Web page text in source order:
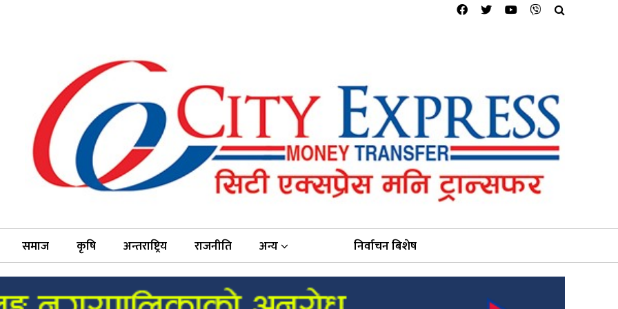
समाज कृषि अन्तराष्ट्रिय राजनीति अन्य निर्वाचन बिशेष